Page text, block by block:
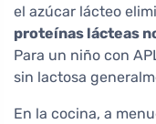
el azúcar lácteo
proteínas lácteas
Para un niño con
sin lactosa
En la cocina, a